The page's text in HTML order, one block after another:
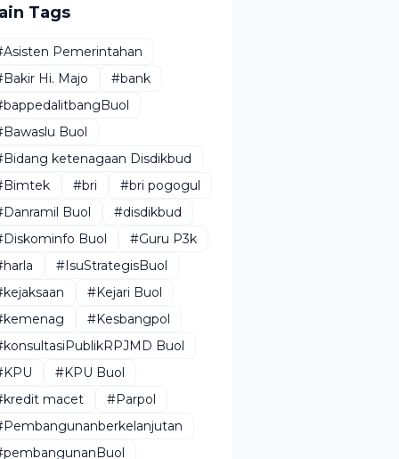
Tags
Pemerintahan
Hi. Majo
#bank
Buol
ketenagaan Disdikbud
#bri
#bri pogogul
Buol
#disdikbud
Buol
#Guru P3k
#IsuStrategisBuol
#Kejari Buol
#Kesbangpol
Buol
#KPU Buol
macet
#Parpol